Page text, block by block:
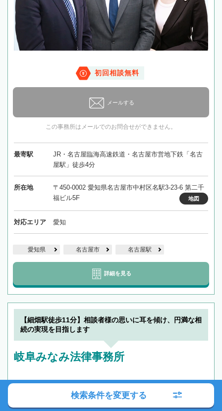
初回相談無料
メールする
この事務所はメールでのお問合せができません。
最寄駅
JR・名古屋臨海高速鉄道・名古屋市営地下鉄「名古
屋駅」徒歩4分
所在地
〒450-0002 愛知県名古屋市中村区名駅3-23-6 第二千
福ビル5F
地図
対応エリア 愛知
愛知県 名古屋市 名古屋駅
詳細を見る
【細畑駅徒歩11分】相談者様の思いに耳を傾け、円満な相
続の実現を目指します
岐阜みなみ法律事務所
検索条件を変更する